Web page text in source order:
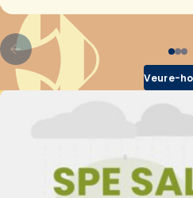
Veure-